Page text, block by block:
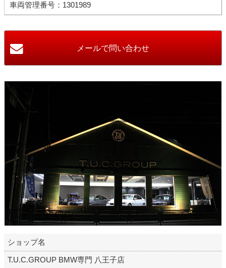
車両管理番号：1301989
ショップ名
T.U.C.GROUP BMW専門 八王子店